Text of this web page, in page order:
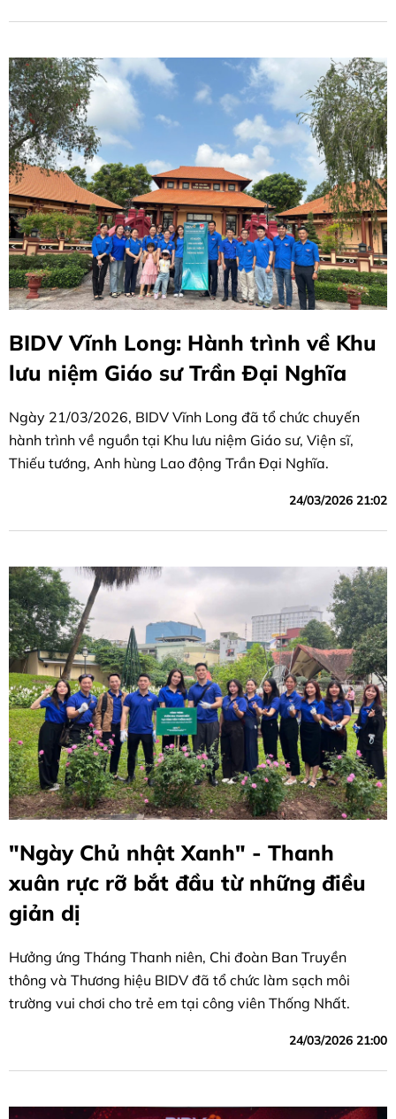
BIDV Vĩnh Long: Hành trình về Khu
lưu niệm Giáo sư Trần Đại Nghĩa
Ngày 21/03/2026, BIDV Vĩnh Long đã tổ chức chuyến
hành trình về nguồn tại Khu lưu niệm Giáo sư, Viện sĩ,
Thiếu tướng, Anh hùng Lao động Trần Đại Nghĩa.
24/03/2026 21:02
"Ngày Chủ nhật Xanh" - Thanh
xuân rực rỡ bắt đầu từ những điều
giản dị
Hưởng ứng Tháng Thanh niên, Chi đoàn Ban Truyền
thông và Thương hiệu BIDV đã tổ chức làm sạch môi
trường vui chơi cho trẻ em tại công viên Thống Nhất.
24/03/2026 21:00